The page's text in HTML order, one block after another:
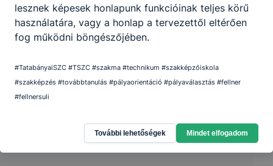
Partnereink
lesznek képesek honlapunk funkcióinak teljes körű
használatára, vagy a honlap a tervezettől eltérően
fog működni böngészőjében.
#TatabányaiSZC #TSZC #szakma #technikum #szakképzőiskola
#szakképzés #továbbtanulás #pályaorientáció #pályaválasztás #fellner
#fellnersuli
További lehetőségek Mindet elfogadom